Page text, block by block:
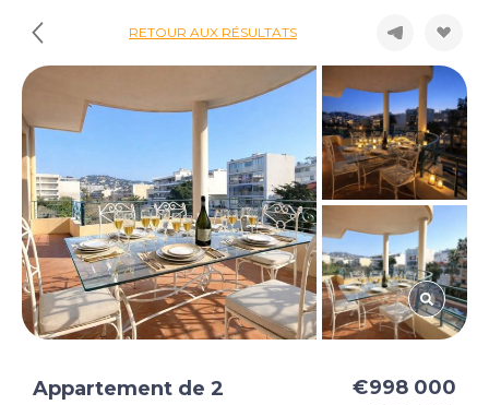
RETOUR AUX RÉSULTATS
Appartement de 2
€998 000